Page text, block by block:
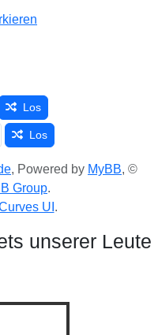
Los
Los
, Powered by MyBB, ©
Group.
UI .
unserer Leute